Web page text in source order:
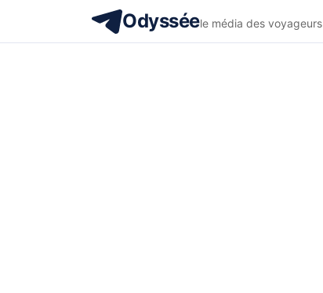
Odysséele média des voyageurs